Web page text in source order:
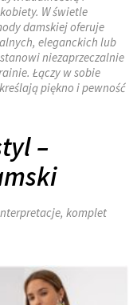
W świetle
damskiej oferuje
eleganckich lub
stanowi niezaprzeczalnie
Łączy w sobie
piękno i pewność
–
komplet